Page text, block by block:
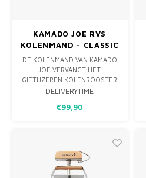
KAMADO JOE RVS
KOLENMAND – CLASSIC
JOE
DE KOLENMAND VAN KAMADO
JOE VERVANGT HET
GIETIJZEREN KOLENROOSTER
EN ZORGT VOOR EEN BETERE
JE DE ALS ZO VAN JE KOLEN IN
DELIVERYTIME
€99,90